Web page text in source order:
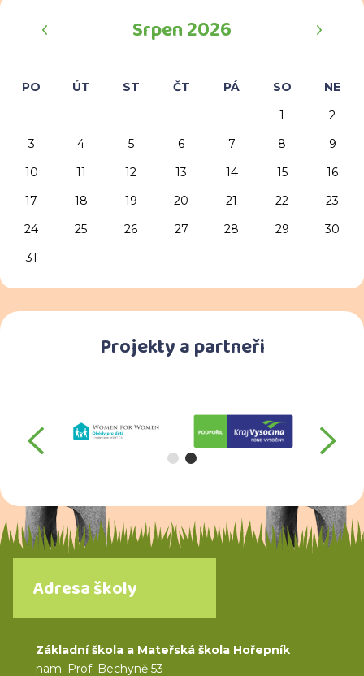
Srpen 2026
PO ÚT ST ČT PÁ SO
NE
1
2
3
4 5 6 7 8
9
10
11 12 13 14 15
16
17
18 19 20 21 22
23
24
25 26 27 28 29
30
31
Projekty a partneři
předchozí
Adresa školy
Základní škola a Mateřská škola Hořepník
nam. Prof. Bechyně 53